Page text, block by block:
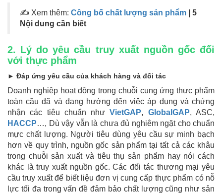
✍ Xem thêm: Công bố chất lượng sản phẩm | 5
Nội dung cần biết
2. Lý do yêu cầu truy xuất nguồn gốc đối
với thực phẩm
► Đáp ứng yêu cầu của khách hàng và đối tác
Doanh nghiệp hoạt động trong chuỗi cung ứng thực phẩm
toàn cầu đã và đang hướng đến việc áp dụng và chứng
nhận các tiêu chuẩn nhưVietGAP, GlobalGAP, ASC,
HACCP…, Dù vậy vẫn là chưa đủ nghiêm ngặt cho chuẩn
mực chất lượng. Người tiêu dùng yêu cầu sự minh bạch
hơn về quy trình, nguồn gốc sản phẩm tại tất cả các khâu
trong chuỗi sản xuất và tiêu thụ sản phẩm hay nói cách
khác là truy xuất nguồn gốc. Các đối tác thương mại yêu
cầu truy xuất để biết liệu đơn vị cung cấp thực phẩm có nỗ
lực tối đa trong vấn đề đảm bảo chất lượng cũng như sản